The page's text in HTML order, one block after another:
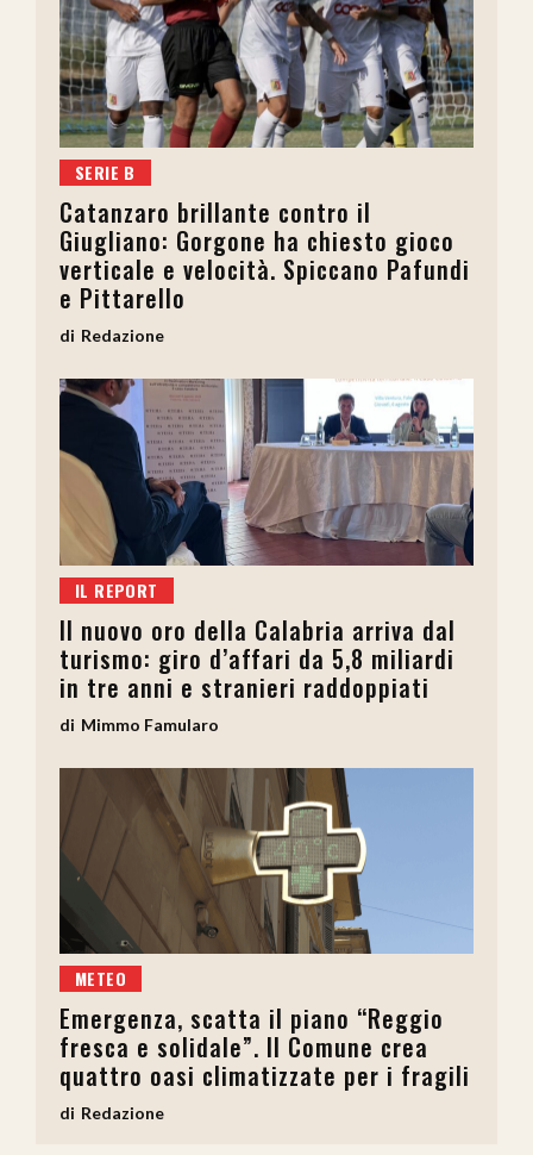
SERIE B
Catanzaro brillante contro il
Giugliano: Gorgone ha chiesto gioco
verticale e velocità. Spiccano Pafundi
e Pittarello
Redazione
IL REPORT
Il nuovo oro della Calabria arriva dal
turismo: giro d’affari da 5,8 miliardi
in tre anni e stranieri raddoppiati
Mimmo Famularo
METEO
Emergenza, scatta il piano “Reggio
fresca e solidale”. Il Comune crea
quattro oasi climatizzate per i fragili
Redazione